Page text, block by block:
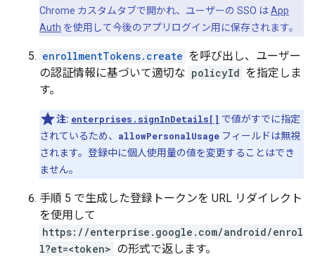
Chrome カスタムタブで開かれ、ユーザーの SSO はApp
Auth を使用して今後のアプリログイン用に保存されます。
enrollmentTokens.create を呼び出し、ユーザー
の認証情報に基づいて適切な policyId を指定しま
す。
注: enterprises.signInDetails[] で値がすでに指定
されているため、 allowPersonalUsage フィールドは無視
されます。登録中に個人使用量の値を変更することはでき
ません。
手順 5 で生成した登録トークンを URL リダイレクト
を使用して
https://enterprise.google.com/android/enrol
l?et=<token> の形式で返します。